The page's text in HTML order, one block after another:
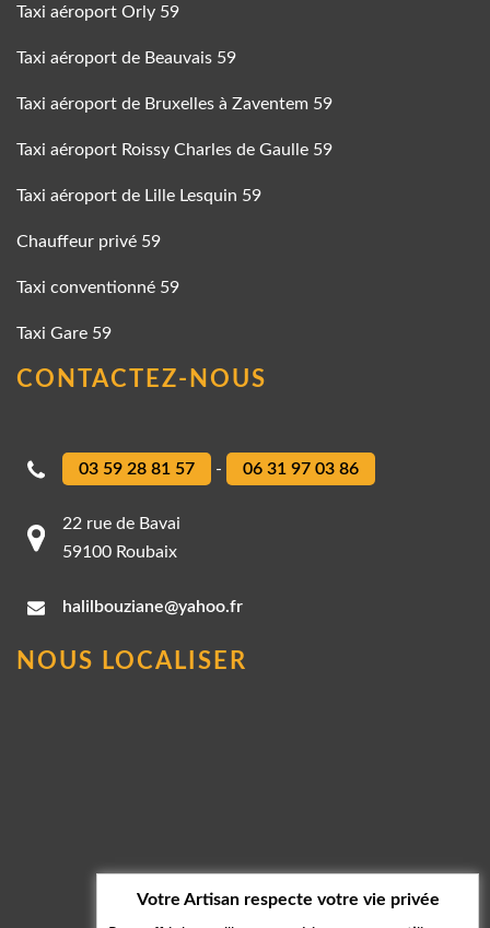
Taxi aéroport Orly 59
Taxi aéroport de Beauvais 59
Taxi aéroport de Bruxelles à Zaventem 59
Taxi aéroport Roissy Charles de Gaulle 59
Taxi aéroport de Lille Lesquin 59
Chauffeur privé 59
Taxi conventionné 59
Taxi Gare 59
CONTACTEZ-NOUS
03 59 28 81 57 - 06 31 97 03 86
22 rue de Bavai
59100 Roubaix
halilbouziane@yahoo.fr
NOUS LOCALISER
Votre Artisan respecte votre vie privée